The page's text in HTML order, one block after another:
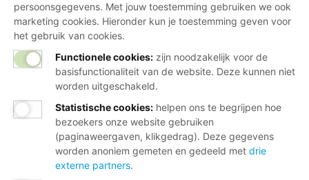
persoonsgegevens. Met jouw toestemming gebruiken we ook
marketing cookies. Hieronder kun je toestemming geven voor
het gebruik van cookies.
Functionele cookies: zijn noodzakelijk voor de
basisfunctionaliteit van de website. Deze kunnen niet
worden uitgeschakeld.
Statistische cookies: helpen ons te begrijpen hoe
bezoekers onze website gebruiken
(paginaweergaven, klikgedrag). Deze gegevens
worden anoniem gemeten en gedeeld met drie
externe partners.